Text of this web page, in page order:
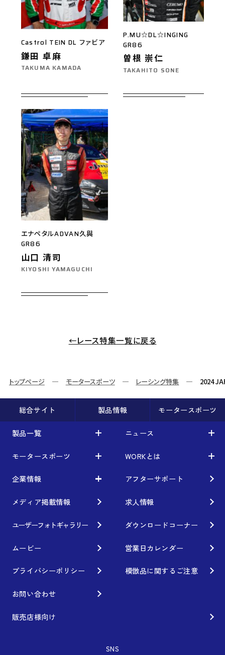
Castrol TEIN DL ファビア
鎌田 卓麻
TAKUMA KAMADA
P.MU☆DL☆INGING
GR86
曽根 崇仁
TAKAHITO SONE
エナペタルADVAN久與
GR86
山口 清司
KIYOSHI YAMAGUCHI
←レース特集一覧に戻る
トップページ モータースポーツ レーシング特集 2024
総合サイト 製品情報 モータースポーツ
製品一覧
車から検索
利用条件／注意事項
ブランド紹介
ホイール情報
カスタムオーダープラン
オプション・グッズ
ニュース
お知らせ
イベント情報
モータースポーツ
レーシング特集
Gymkhana
DIRT TRIAL
SUPER GT
Rally
GR86/BRZ Cup
D1 GRAND PRIX
WORKとは
テクノロジー
クオリティー
デザイン
企業情報
フィロソフィー
経営理念
私たちのあるべき姿
工場概要
会社沿革
組織図
アフターサポート
メディア掲載情報 求人情報
ユーザーフォトギャラリー ダウンロードコーナー
ムービー 営業日カレンダー
プライバシーポリシー 模倣品に関するご注意
お問い合わせ
販売店様向け
SNS